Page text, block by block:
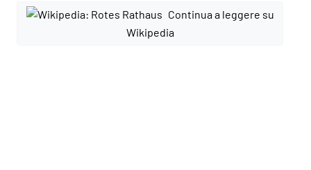
Continua a leggere su
Wikipedia